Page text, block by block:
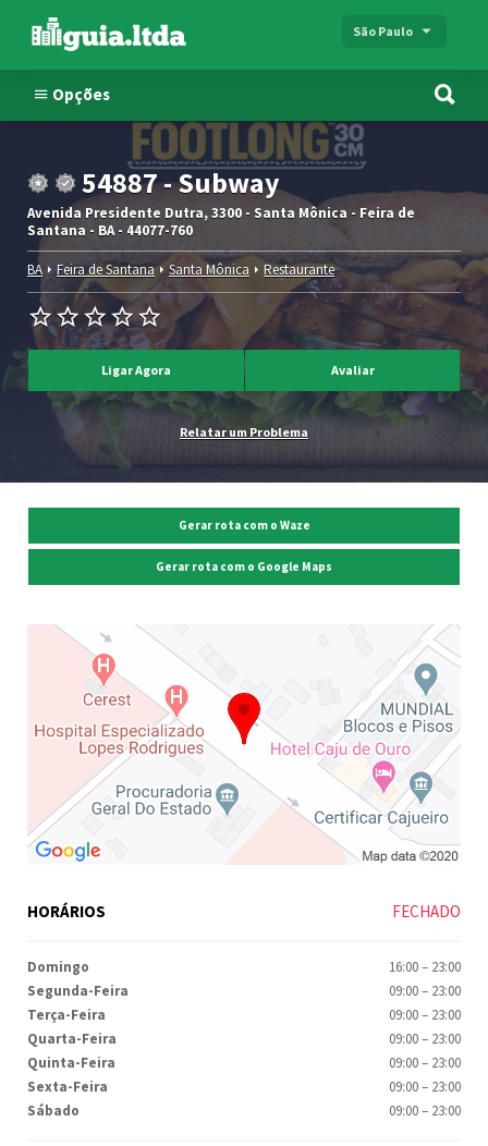
São Paulo
Opções
54887 - Subway
Avenida Presidente Dutra, 3300 - Santa Mônica - Feira de
Santana - BA - 44077-760
BA Feira de Santana Santa Mônica Restaurante
Ligar Agora Avaliar
Relatar um Problema
Gerar rota com o Waze
Gerar rota com o Google Maps
HORÁRIOS FECHADO
Domingo 16:00– 23:00
Segunda-Feira
09:00– 23:00
Terça-Feira
09:00– 23:00
Quarta-Feira
09:00– 23:00
Quinta-Feira
09:00– 23:00
Sexta-Feira
09:00– 23:00
Sábado
09:00– 23:00